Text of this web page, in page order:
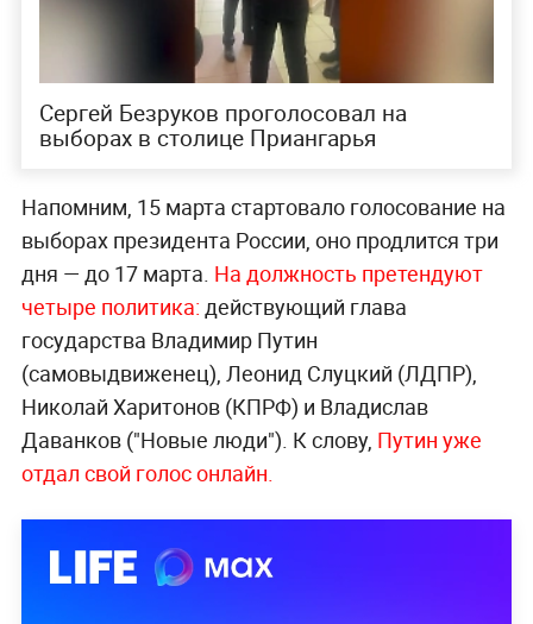
Сергей Безруков проголосовал на
выборах в столице Приангарья
Напомним, 15 марта стартовало голосование на
выборах президента России, оно продлится три
дня — до 17 марта. На должность претендуют
четыре политика: действующий глава
государства Владимир Путин
(самовыдвиженец), Леонид Слуцкий (ЛДПР),
Николай Харитонов (КПРФ) и Владислав
Даванков ("Новые люди"). К слову, Путин уже
отдал свой голос онлайн.